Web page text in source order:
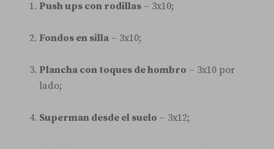
Push ups con rodillas – 3x10;
Fondos en silla – 3x10;
Plancha con toques de hombro – 3x10 por
lado;
Superman desde el suelo – 3x12;